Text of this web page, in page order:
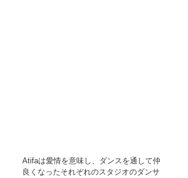
Atifaは愛情を意味し、ダンスを通して仲
良くなったそれぞれのスタジオのダンサ